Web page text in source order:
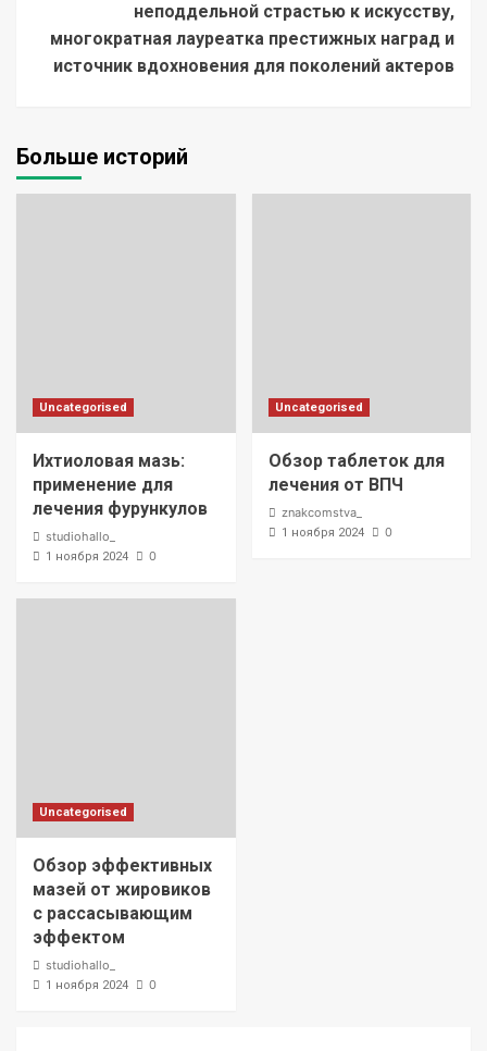
неподдельной страстью к искусству,
многократная лауреатка престижных наград и
источник вдохновения для поколений актеров
Больше историй
Uncategorised
Ихтиоловая мазь:
применение для
лечения фурункулов
studiohallo_
1 ноября 2024 0
Uncategorised
Обзор таблеток для
лечения от ВПЧ
znakcomstva_
1 ноября 2024 0
Uncategorised
Обзор эффективных
мазей от жировиков
с рассасывающим
эффектом
studiohallo_
1 ноября 2024 0